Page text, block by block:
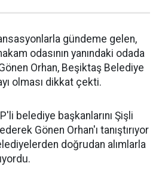
gündeme gelen,
odasının yanındaki odada
Orhan, Beşiktaş Belediye
olması dikkat çekti.
belediye başkanlarını Şişli
Gönen Orhan'ı tanıştırıyor
doğrudan alımlarla